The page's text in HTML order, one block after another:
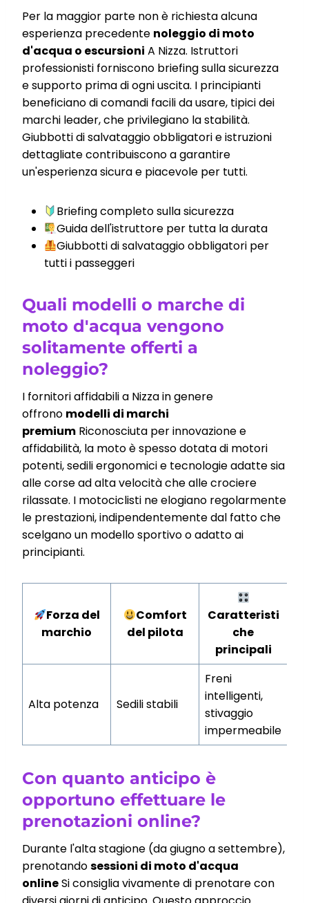
Per la maggior parte non è richiesta alcuna
esperienza precedente noleggio di moto
d'acqua o escursioni A Nizza. Istruttori
professionisti forniscono briefing sulla sicurezza
e supporto prima di ogni uscita. I principianti
beneficiano di comandi facili da usare, tipici dei
marchi leader, che privilegiano la stabilità.
Giubbotti di salvataggio obbligatori e istruzioni
dettagliate contribuiscono a garantire
un'esperienza sicura e piacevole per tutti.
Briefing completo sulla sicurezza
Guida dell'istruttore per tutta la durata
Giubbotti di salvataggio obbligatori per
tutti i passeggeri
Quali modelli o marche di
moto d'acqua vengono
solitamente offerti a
noleggio?
I fornitori affidabili a Nizza in genere
offrono modelli di marchi
premium Riconosciuta per innovazione e
affidabilità, la moto è spesso dotata di motori
potenti, sedili ergonomici e tecnologie adatte sia
alle corse ad alta velocità che alle crociere
rilassate. I motociclisti ne elogiano regolarmente
le prestazioni, indipendentemente dal fatto che
scelgano un modello sportivo o adatto ai
principianti.
Forza del
marchio
Comfort
del pilota
Caratteristi
che
principali
Alta potenza Sedili stabili
Freni
intelligenti,
stivaggio
impermeabile
Con quanto anticipo è
opportuno effettuare le
prenotazioni online?
Durante l'alta stagione (da giugno a settembre),
prenotandosessioni di moto d'acqua
onlineSi consiglia vivamente di prenotare con